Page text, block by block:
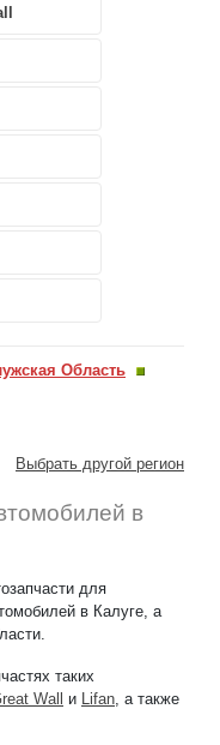
Область
Выбрать другой регион
в
для
в Калуге, а
таких
Wall и Lifan, а также